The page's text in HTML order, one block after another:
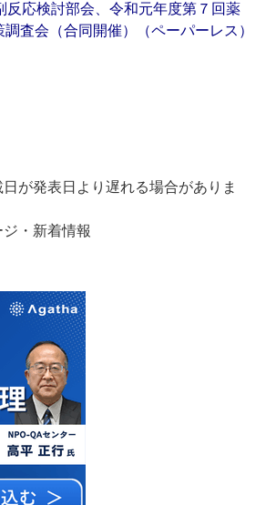
応検討部会、令和元年度第７回薬
査会（合同開催）（ペーパーレス）
が発表日より遅れる場合がありま
ジ・新着情報